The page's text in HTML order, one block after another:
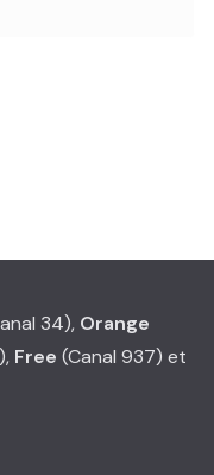
34), Orange
Free (Canal 937) et